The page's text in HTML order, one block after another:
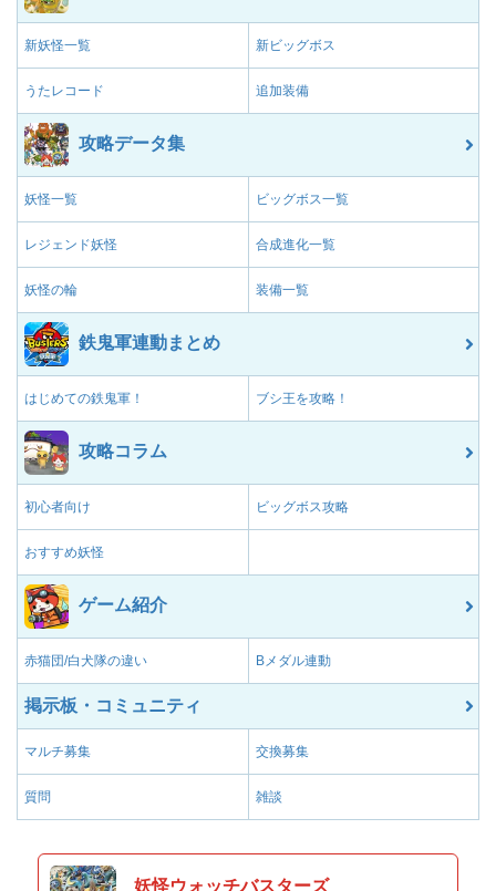
新妖怪一覧 新ビッグボス
うたレコード 追加装備
攻略データ集
妖怪一覧 ビッグボス一覧
レジェンド妖怪 合成進化一覧
妖怪の輪 装備一覧
鉄鬼軍連動まとめ
はじめての鉄鬼軍！ ブシ王を攻略！
攻略コラム
初心者向け ビッグボス攻略
おすすめ妖怪
ゲーム紹介
赤猫団/白犬隊の違い Bメダル連動
掲示板・コミュニティ
マルチ募集 交換募集
質問 雑談
妖怪ウォッチバスターズ